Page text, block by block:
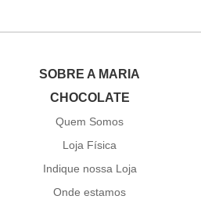
SOBRE A MARIA
CHOCOLATE
Quem Somos
Loja Física
Indique nossa Loja
Onde estamos